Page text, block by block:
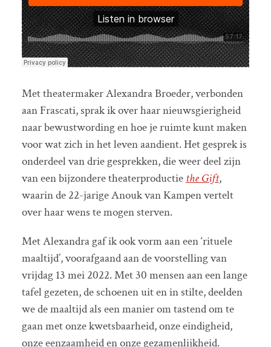
Met theatermaker Alexandra Broeder, verbonden
aan Frascati, sprak ik over haar nieuwsgierigheid
naar bewustwording en hoe je ruimte kunt maken
voor wat zich in het leven aandient. Het gesprek is
onderdeel van drie gesprekken, die weer deel zijn
van een bijzondere theaterproductiethe Gift,
waarin de 22-jarige Anouk van Kampen vertelt
over haar wens te mogen sterven.
Met Alexandra gaf ik ook vorm aan een ‘rituele
maaltijd’, voorafgaand aan de voorstelling van
vrijdag 13 mei 2022. Met 30 mensen aan een lange
tafel gezeten, de schoenen uit en in stilte, deelden
we de maaltijd als een manier om tastend om te
gaan met onze kwetsbaarheid, onze eindigheid,
onze eenzaamheid en onze gezamenlijkheid.